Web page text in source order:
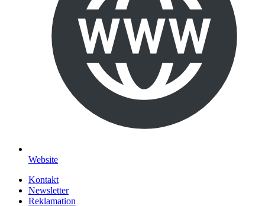
Website
Kontakt
Newsletter
Reklamation